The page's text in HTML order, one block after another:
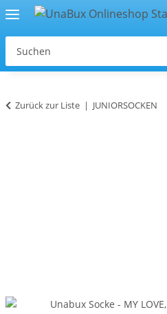
Zurück zur Liste JUNIORSOCKEN